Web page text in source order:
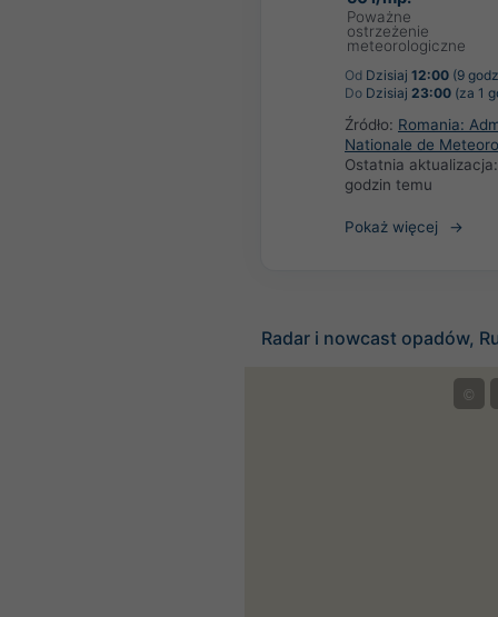
Poważne
ostrzeżenie
meteorologiczne
Od Dzisiaj 12:00 (9
Do Dzisiaj 23:00 (za 1
Źródło: Romania:
Nationale de
Ostatnia
godzin temu
Pokaż więcej
Radar i nowcast opadów,
©